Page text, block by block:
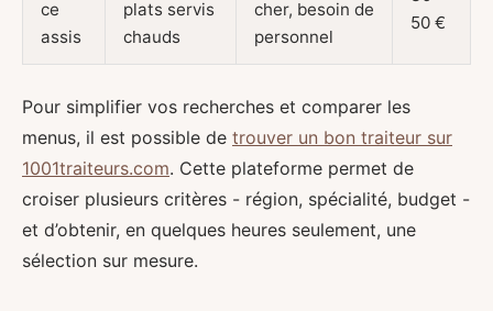
ce
assis
plats servis
chauds
cher, besoin de
personnel
50 €
Pour simplifier vos recherches et comparer les
menus, il est possible de trouver un bon traiteur sur
1001traiteurs.com. Cette plateforme permet de
croiser plusieurs critères - région, spécialité, budget -
et d’obtenir, en quelques heures seulement, une
sélection sur mesure.